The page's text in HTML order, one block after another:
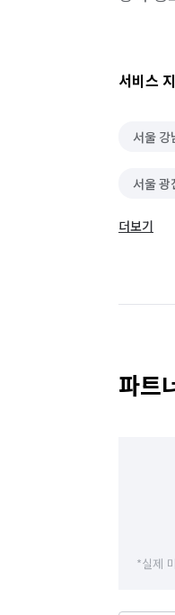
서비스
서울 강
서울 광
서울 동
더보기
파트
*실제